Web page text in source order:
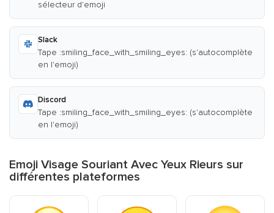
sélecteur d'emoji
Slack
Tape :smiling_face_with_smiling_eyes: (s'autocomplète
en l'emoji)
Discord
Tape :smiling_face_with_smiling_eyes: (s'autocomplète
en l'emoji)
Emoji Visage Souriant Avec Yeux Rieurs sur
différentes plateformes